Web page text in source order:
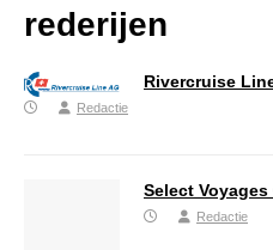
rederijen
Rivercruise
Redactie
Select
Redactie